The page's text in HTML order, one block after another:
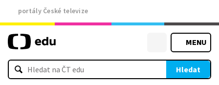
portály České televize
MENU
Hledat